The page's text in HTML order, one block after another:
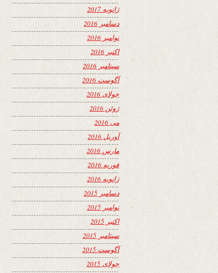
ژانویه 2017
دسامبر 2016
نوامبر 2016
اکتبر 2016
سپتامبر 2016
آگوست 2016
جولای 2016
ژوئن 2016
می 2016
آوریل 2016
مارس 2016
فوریه 2016
ژانویه 2016
دسامبر 2015
نوامبر 2015
اکتبر 2015
سپتامبر 2015
آگوست 2015
جولای 2015